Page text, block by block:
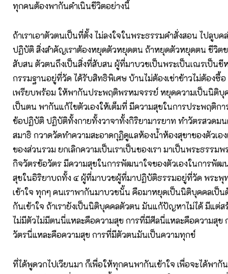
ทุกคนต้องพากันดำเนินชีวิตอย่างนี้
ถ้าเราเอาตัวตนเป็นที่ตั้ง ไม่ลงใจในพระธรรมคำสั่งสอน ไปลูบ
ปฏิบัติ สิ่งสำคัญเราต้องหยุดตัวหยุดตน ถ้าหยุดตัวหยุดตน ชีวิตข
สับสน ตัวตนถึงเป็นสิ่งที่สับสน ผู้ที่มาบวชเป็นพระเป็นเณรเป็นชี
กรรมฐานอยู่ที่วัด ได้รับสิทธิพิเศษ บ้านไม่ต้องเช่าข้าวไม่ต้องซื้
เพรียบพร้อม ให้พากันประพฤติพรหมจรรย์ หยุดความเป็นนิติบุ
เป็นตน พากันแก้ไขตัวเองให้เต็มที่ มีความสุขในการประพฤติก
ข้อปฏิบัติ ปฏิบัติทั้งกายทั้งวาจาทั้งกิริยามารยาท ทำวัตรสวดม
สมาธิ กวาดวัดทำความสะอาดกุฏิดูแลห้องน้ำห้องสุขาของตัวเอ
ของส่วนรวม ยกเลิกความเป็นเราเป็นของเรา มาเป็นพระธรรม
กิจวัตรข้อวัตร มีความสุขในการพัฒนาใจของตัวเองในการพัฒ
สุขในอิริยาบถทั้ง ๔ ผู้ที่มาบวชผู้ที่มาปฏิบัติธรรมอยู่ที่วัด พระพุท
เข้าใจ ทุกๆ คนเราพากันมาบวชนั้น คือมาหยุดเป็นนิติบุคคลเป็
กันเข้าใจ ถ้าเรายังเป็นนิติบุคคลตัวตน มันแก้ปัญหาไม่ได้ มีแต่
ไม่มีตัวไม่มีตนนี่แหละคือความสุข การที่มีศีลนี่แหละคือความสุข
วัตรนี่แหละคือความสุข การที่มีตัวตนมันเป็นความทุกข์
ที่ได้พูดวกไปเวียนมา ก็เพื่อให้ทุกคนพากันเข้าใจ เพื่อจะได้พากัน